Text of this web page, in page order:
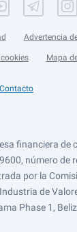
Advertencia
Mapa
Contacto
financiera de
número de
por la
de
Phase 1,